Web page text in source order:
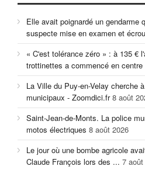
Elle avait poignardé un gendarme
suspecte mise en examen et
« C'est tolérance zéro » : à 135 €
trottinettes a commencé en centre
La Ville du Puy-en-Velay cherche
municipaux - Zoomdici.fr 8 août
Saint-Jean-de-Monts. La police
motos électriques 8 août 2026
Le jour où une bombe agricole
Claude François lors des ... 7